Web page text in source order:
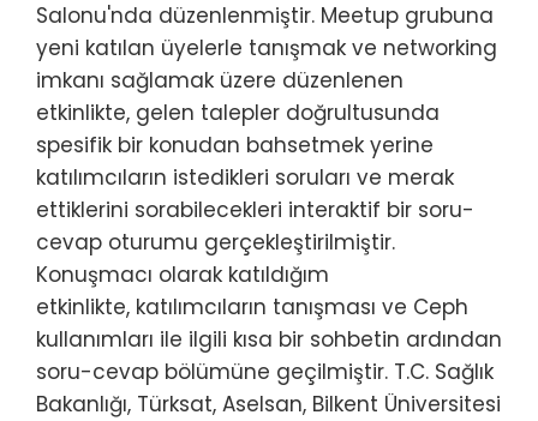
Salonu'nda düzenlenmiştir. Meetup grubuna
yeni katılan üyelerle tanışmak ve networking
imkanı sağlamak üzere düzenlenen
etkinlikte, gelen talepler doğrultusunda
spesifik bir konudan bahsetmek yerine
katılımcıların istedikleri soruları ve merak
ettiklerini sorabilecekleri interaktif bir soru-
cevap oturumu gerçekleştirilmiştir.
Konuşmacı olarak katıldığım
etkinlikte, katılımcıların tanışması ve Ceph
kullanımları ile ilgili kısa bir sohbetin ardından
soru-cevap bölümüne geçilmiştir. T.C. Sağlık
Bakanlığı, Türksat, Aselsan, Bilkent Üniversitesi